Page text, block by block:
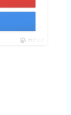
ポチップ